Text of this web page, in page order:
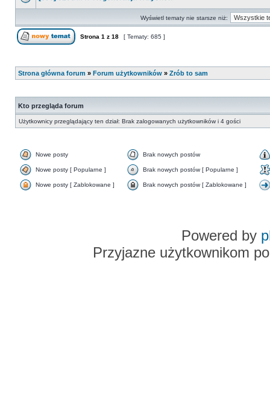
Wyświetl tematy nie starsze niż:
Strona 1 z 18 [ Tematy: 685 ]
Strona główna forum » Forum użytkowników » Zrób to sam
Kto przegląda forum
Użytkownicy przeglądający ten dział: Brak zalogowanych użytkowników i 4 gości
Nowe posty Brak nowych postów
Nowe posty [ Popularne ] Brak nowych postów [ Popularne ]
Nowe posty [ Zablokowane ] Brak nowych postów [ Zablokowane ]
Powered by
Przyjazne użytkownikom